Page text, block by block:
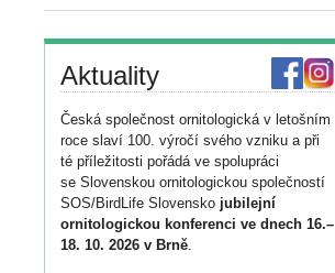
Aktuality
Česká společnost ornitologická v letošním
roce slaví 100. výročí svého vzniku a při
té příležitosti pořádá ve spolupráci
se Slovenskou ornitologickou společností
SOS/BirdLife Slovensko jubilejní
ornitologickou konferenci ve dnech 16.–
18. 10. 2026 v Brně.